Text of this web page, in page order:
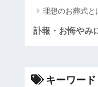
理想のお葬式と
訃報・お悔やみ
キーワード